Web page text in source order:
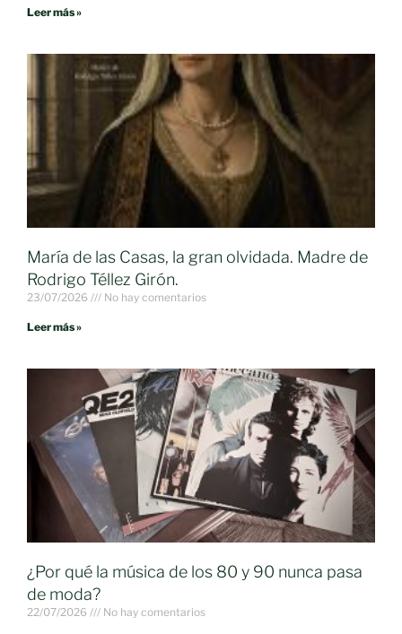
Leer más »
María de las Casas, la gran olvidada. Madre de
Rodrigo Téllez Girón.
23/07/2026 No hay comentarios
Leer más »
¿Por qué la música de los 80 y 90 nunca pasa
de moda?
22/07/2026 No hay comentarios